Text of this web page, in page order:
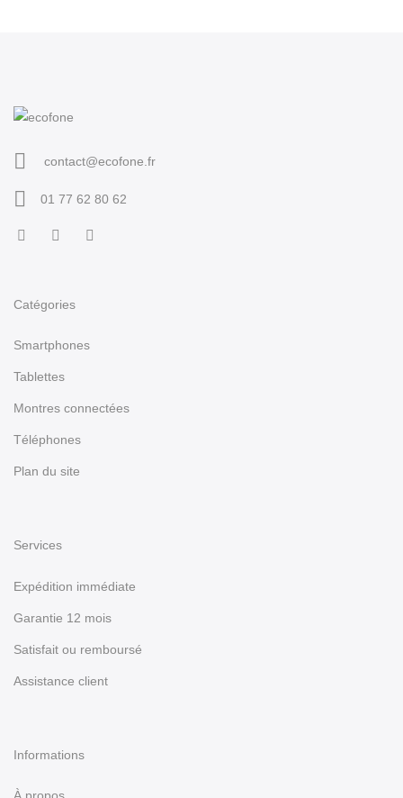
contact@ecofone.fr
01 77 62 80 62
Catégories
Smartphones
Tablettes
Montres connectées
Téléphones
Plan du site
Services
Expédition immédiate
Garantie 12 mois
Satisfait ou remboursé
Assistance client
Informations